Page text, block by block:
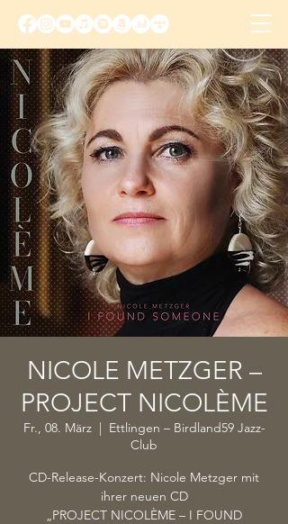
NICOLE METZGER –
PROJECT NICOLÈME
Fr., 08. März
  |
Ettlingen – Birdland59 Jazz-
Club
CD-Release-Konzert: Nicole Metzger mit
ihrer neuen CD
„PROJECT NICOLÈME – I FOUND